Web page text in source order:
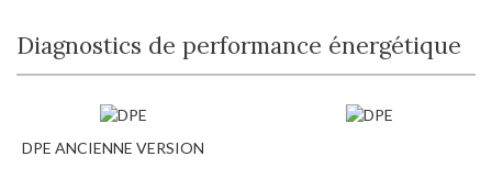
Diagnostics de performance énergétique
DPE ANCIENNE VERSION